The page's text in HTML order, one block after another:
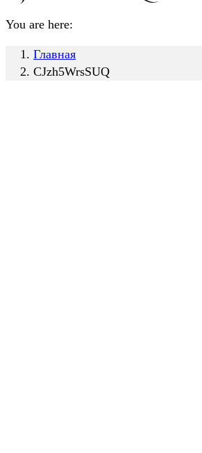
You are here:
Главная
CJzh5WrsSUQ